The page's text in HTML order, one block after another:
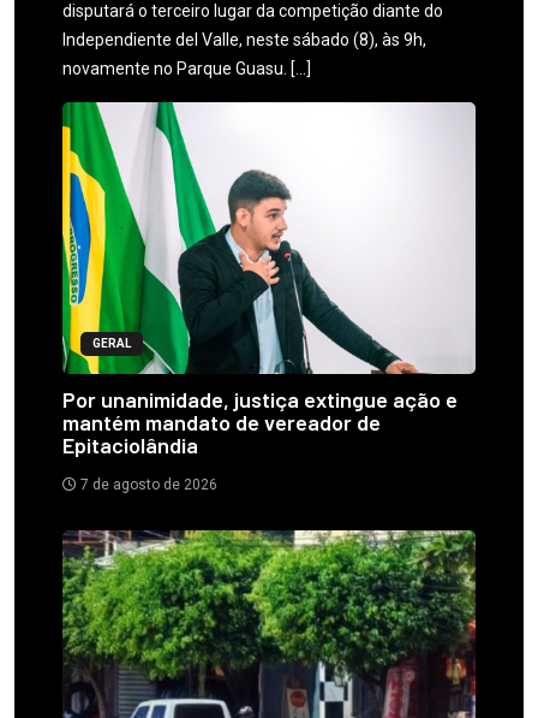
disputará o terceiro lugar da competição diante do
Independiente del Valle, neste sábado (8), às 9h,
novamente no Parque Guasu. […]
GERAL
Por unanimidade, justiça extingue ação e
mantém mandato de vereador de
Epitaciolândia
7 de agosto de 2026